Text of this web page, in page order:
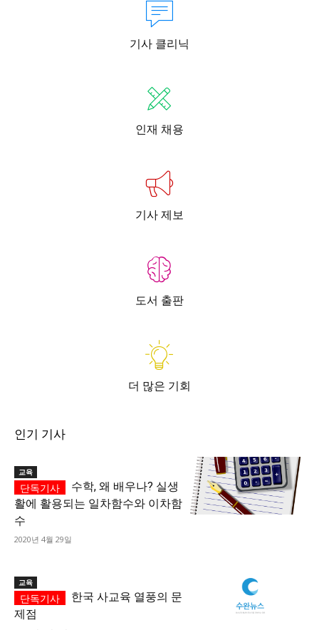
기사 클리닉
인재 채용
기사 제보
도서 출판
더 많은 기회
인기 기사
교육
수학, 왜 배우나? 실생
활에 활용되는 일차함수와 이차함
수
2020년 4월 29일
교육
한국 사교육 열풍의 문
제점